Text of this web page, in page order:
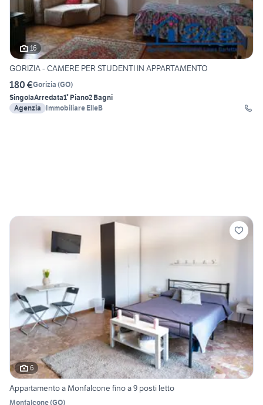
16
GORIZIA - CAMERE PER STUDENTI IN APPARTAMENTO
180 €Gorizia (GO)
SingolaArredata1° Piano2 Bagni
Agenzia
Immobiliare ElleB
6
Appartamento a Monfalcone fino a 9 posti letto
Monfalcone(GO)